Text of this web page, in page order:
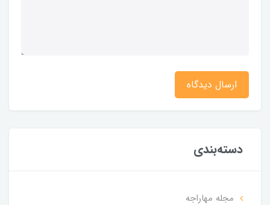
ارسال دیدگاه
دسته‌بندی
مجله مهاراجه